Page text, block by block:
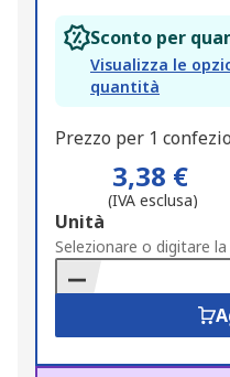
Sconto per
Visualizza le
quantità
Prezzo per 1
3,38 €
(IVA esclusa)
Add
to
Basket
Unità
Selezionare o digitare